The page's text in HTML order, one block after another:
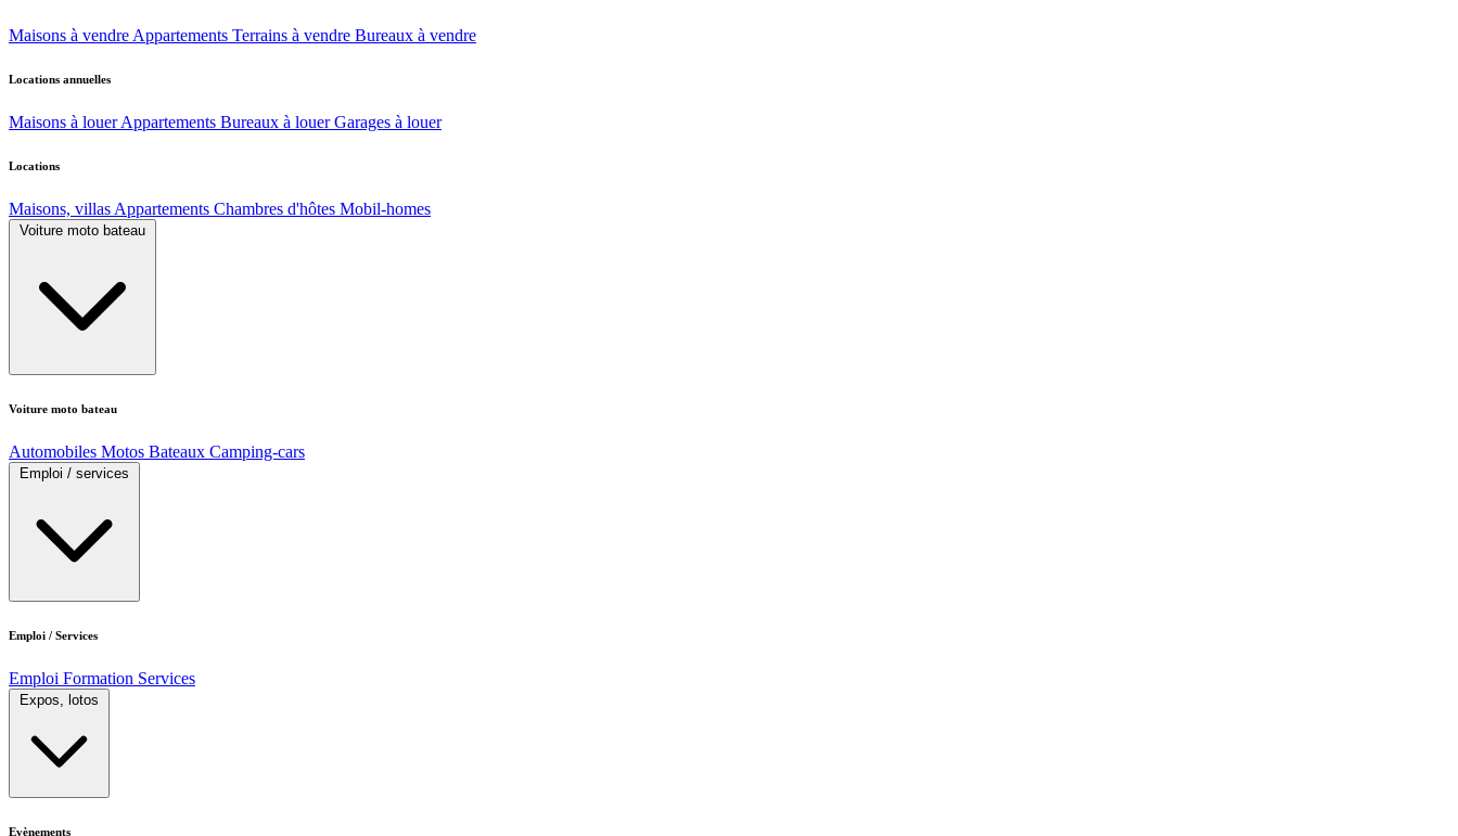
Maisons à vendre Appartements Terrains à vendre Bureaux à vendre
Locations annuelles
Maisons à louer Appartements Bureaux à louer Garages à louer
Locations
Maisons, villas Appartements Chambres d'hôtes Mobil-homes
Voiture moto bateau
Voiture moto bateau
Automobiles Motos Bateaux Camping-cars
Emploi / services
Emploi / Services
Emploi Formation Services
Expos, lotos
Evènements